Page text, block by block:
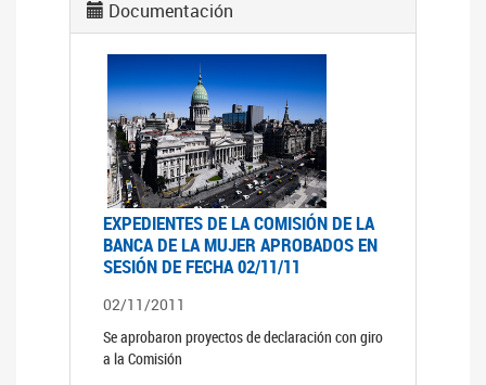
Documentación
EXPEDIENTES DE LA COMISIÓN DE LA
BANCA DE LA MUJER APROBADOS EN
SESIÓN DE FECHA 02/11/11
02/11/2011
Se aprobaron proyectos de declaración con giro
a la Comisión